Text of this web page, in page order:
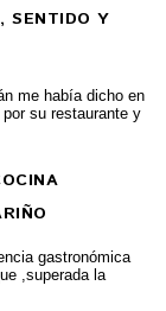
SENTIDO Y
me había dicho en
su restaurante y
gastronómica
,superada la